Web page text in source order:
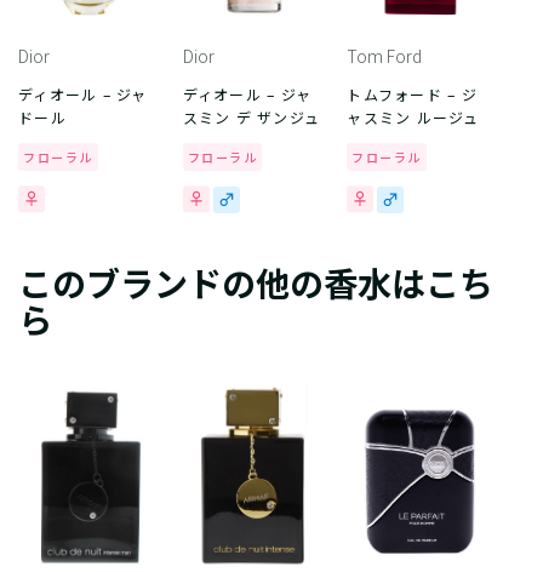
Dior
ディオール – ジャ
ドール
フローラル
Dior
ディオール – ジャ
スミン デ ザンジュ
フローラル
Tom Ford
トムフォード – ジ
ャスミン ルージュ
フローラル
このブランドの他の香水はこち
ら